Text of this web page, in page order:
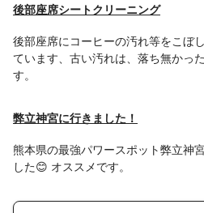
後部座席シートクリーニング
後部座席にコーヒーの汚れ等をこぼ
ています、古い汚れは、落ち無かっ
す。
弊立神宮に行きました！
熊本県の最強パワースポット弊立神
した😊 オススメです。